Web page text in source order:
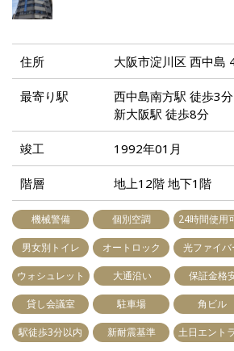
住所 大阪市淀川区 西中島
最寄り駅
西中島南方駅 徒歩3分
新大阪駅 徒歩8分
竣工 1992年01月
階層 地上12階 地下1階
機械警備 個別空調 24時間使用
男女別トイレ オートロック 光ファイバ
ウォシュレット 大通沿い 保証金格
貸し会議室 駐車場 角ビル
駅徒歩3分以内 新耐震基準 土日エント